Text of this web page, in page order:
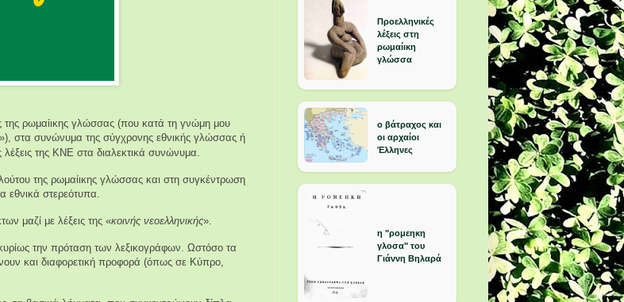
της ρωμαίικης γλώσσας (που κατά τη γνώμη μου
»), στα συνώνυμα της σύγχρονης εθνικής γλώσσας ή
της ΚΝΕ στα διαλεκτικά συνώνυμα.
της ρωμαίικης γλώσσας και στη συγκέντρωση
εθνικά στερεότυπα.
μαζί με λέξεις της «κοινής νεοελληνικής».
την πρόταση των λεξικογράφων. Ωστόσο τα
και διαφορετική προφορά (όπως σε Κύπρο,
Προελληνικές
λέξεις στη
ρωμαίικη
γλώσσα
ο βάτραχος και
οι αρχαίοι
Έλληνες
η "ρομεηκη
γλοσα" του
Γιάννη Βηλαρά